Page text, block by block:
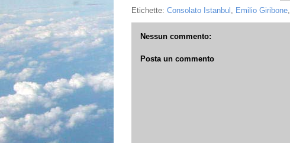
Etichette: Consolato Istanbul , Emilio Giribone,
Nessun commento:
Posta un commento